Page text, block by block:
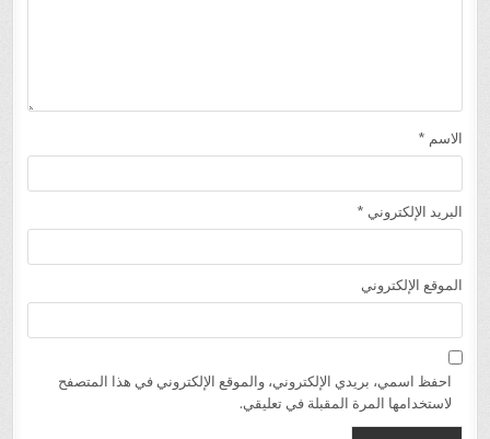
الاسم *
البريد الإلكتروني *
الموقع الإلكتروني
احفظ اسمي، بريدي الإلكتروني، والموقع الإلكتروني في هذا المتصفح
لاستخدامها المرة المقبلة في تعليقي.